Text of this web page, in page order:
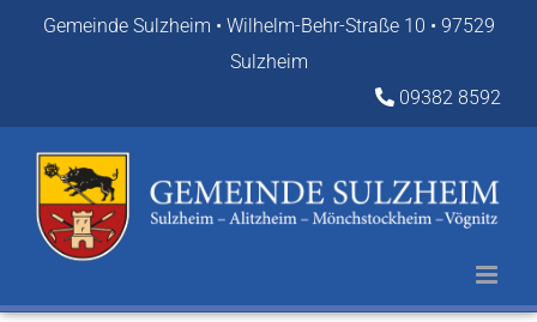
Gemeinde Sulzheim • Wilhelm-Behr-Straße 10 • 97529
Sulzheim
09382 8592